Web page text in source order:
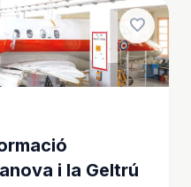
favorite
i la Geltrú